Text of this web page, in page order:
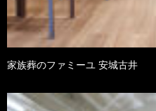
家族葬のファミーユ 安城古井